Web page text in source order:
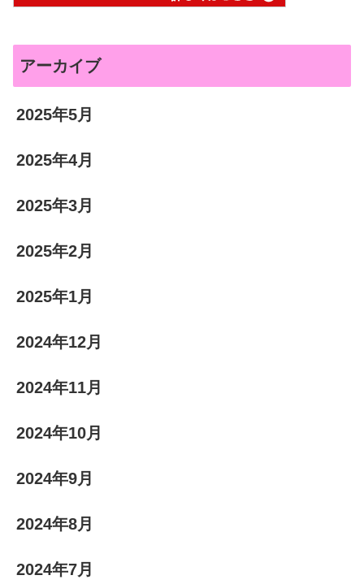
アーカイブ
2025年5月
2025年4月
2025年3月
2025年2月
2025年1月
2024年12月
2024年11月
2024年10月
2024年9月
2024年8月
2024年7月